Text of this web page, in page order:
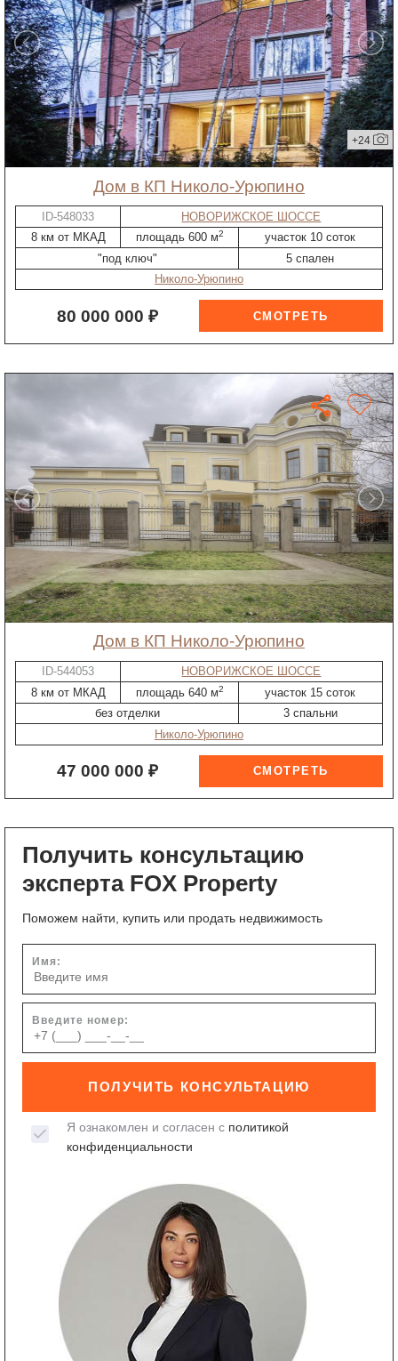
+24
дом в КП Николо-Урюпино
ID-548033
НОВОРИЖСКОЕ ШОССЕ
8 км от МКАД
площадь 600 м2
участок 10 соток
"под ключ"
5 спален
Николо-Урюпино
80 000 000 ₽
дом в КП Николо-Урюпино
ID-544053
НОВОРИЖСКОЕ ШОССЕ
8 км от МКАД
площадь 640 м2
участок 15 соток
без отделки
3 спальни
Николо-Урюпино
47 000 000 ₽
Получить консультацию
эксперта FOX Property
Поможем найти, купить или продать недвижимость
Имя:
Введите номер:
ПОЛУЧИТЬ КОНСУЛЬТАЦИЮ
Я ознакомлен и согласен с политикой
конфиденциальности